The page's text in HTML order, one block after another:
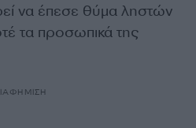
να έπεσε θύμα ληστών
τα προσωπικά της